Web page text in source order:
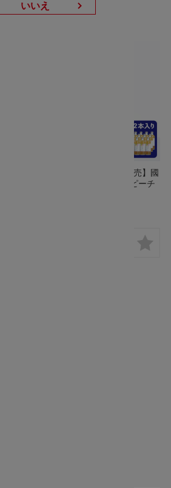
ト
【送料無料】【ケース販売】國
盛 toromelt トロメルト ピーチ
ピー
いいえ